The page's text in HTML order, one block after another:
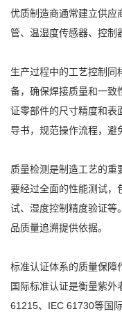
优质制造商通常建立供应
管、温湿度传感器、控制
生产过程中的工艺控制同
备，确保焊接质量和一致
证零部件的尺寸精度和表
导书，规范操作流程，避
质量检测是制造工艺的重
要经过全面的性能测试，
试、湿度控制精度验证等
品质量追溯提供依据。
标准认证体系的质量保障
国际标准认证是衡量紫
61215、IEC 61730等国